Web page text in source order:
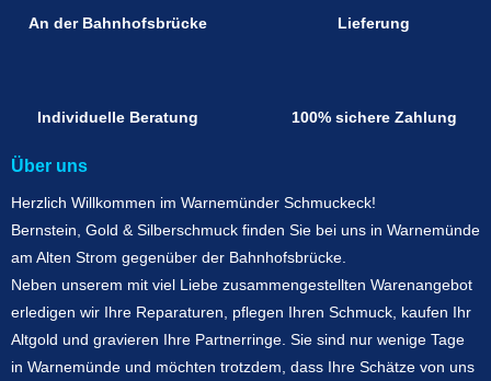
An der Bahnhofsbrücke Lieferung
Individuelle Beratung 100% sichere Zahlung
Über uns
Herzlich Willkommen im Warnemünder Schmuckeck!
Bernstein, Gold & Silberschmuck finden Sie bei uns in Warnemünde
am Alten Strom gegenüber der Bahnhofsbrücke.
Neben unserem mit viel Liebe zusammengestellten Warenangebot
erledigen wir Ihre Reparaturen, pflegen Ihren Schmuck, kaufen Ihr
Altgold und gravieren Ihre Partnerringe. Sie sind nur wenige Tage
in Warnemünde und möchten trotzdem, dass Ihre Schätze von uns